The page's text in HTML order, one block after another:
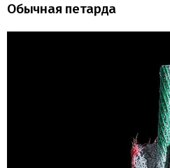
Обычная петарда